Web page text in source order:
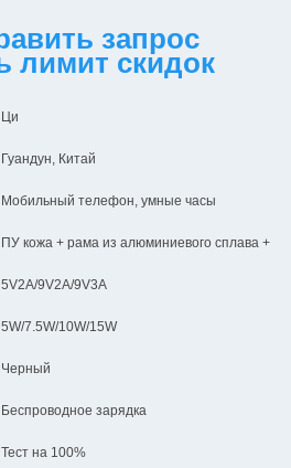
запрос
лимит скидок
Ци
Гуандун, Китай
Мобильный телефон, умные часы
ПУ кожа + рама из алюминиевого сплава +
5V2A/9V2A/9V3A
5W/7.5W/10W/15W
Черный
Беспроводное зарядка
Тест на 100%